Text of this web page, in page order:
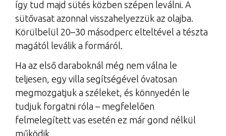
így tud majd sütés közben szépen leválni. A
sütővasat azonnal visszahelyezzük az olajba.
Körülbelül 20–30 másodperc elteltével a tészta
magától leválik a formáról.
Ha az első daraboknál még nem válna le
teljesen, egy villa segítségével óvatosan
megmozgatjuk a széleket, és könnyedén le
tudjuk forgatni róla – megfelelően
felmelegített vas esetén ez már gond nélkül
működik.